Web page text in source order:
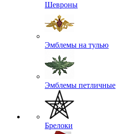
Шевроны
Эмблемы на тулью
Эмблемы петличные
Брелоки